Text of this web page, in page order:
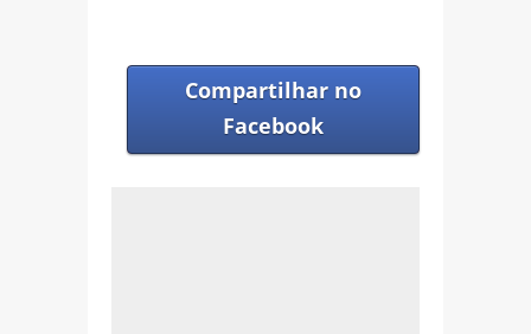
Compartilhar no
Facebook